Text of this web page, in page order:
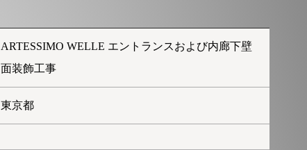
ARTESSIMO WELLE エントランスおよび内廊下壁
面装飾工事
東京都